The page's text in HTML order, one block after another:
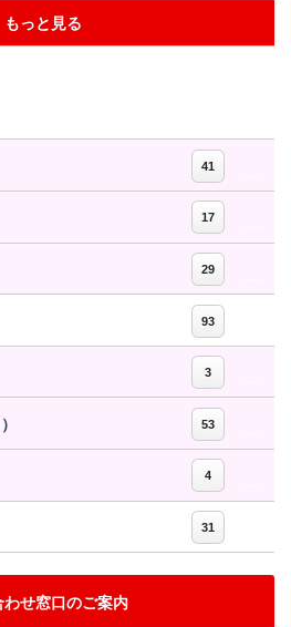
もっと見る
41
17
29
93
3
53
4
31
わせ窓口のご案内